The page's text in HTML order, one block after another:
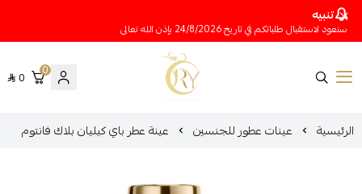
تنبيه
سنعود لاستقبال طلباتكم في تاريخ 24/8/2026 بإذن الله تعالى
متجر عينات عطور أوري
0
0
الرئيسية عينات عطور للجنسين عينة عطر باي كيليان بلاك فانتوم